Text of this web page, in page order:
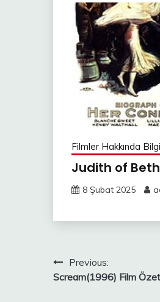
Filmler Hakkında
Judith of
8 Şubat 2025
Yazı
gezinmesi
Previous:
Scream(1996) Film